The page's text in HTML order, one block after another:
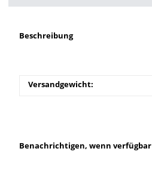
Beschreibung
Versandgewicht:
Benachrichtigen, wenn verfügbar